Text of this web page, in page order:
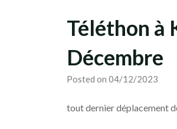
Téléthon à
Décembre
Posted on 04/12/2023
tout dernier déplacement